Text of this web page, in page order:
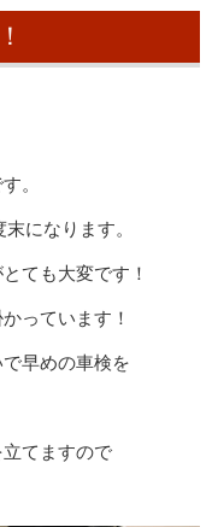
。
になります。
ても大変です！
っています！
早めの車検を
てますので